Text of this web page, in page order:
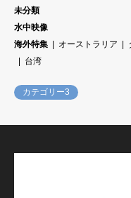
未分類
水中映像
海外特集
オーストラリア
台湾
カテゴリー3